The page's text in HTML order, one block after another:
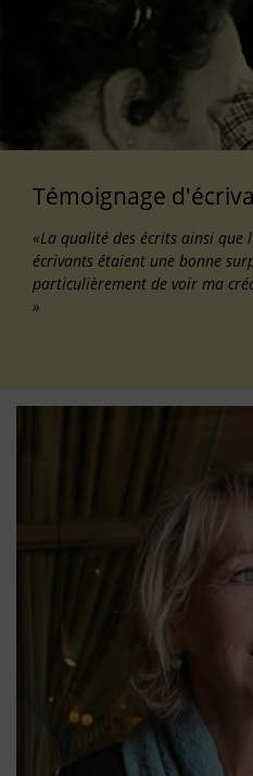
Témoignage
«La qualité des écrits ainsi que
écrivants étaient une bonne
particulièrement de voir ma
»